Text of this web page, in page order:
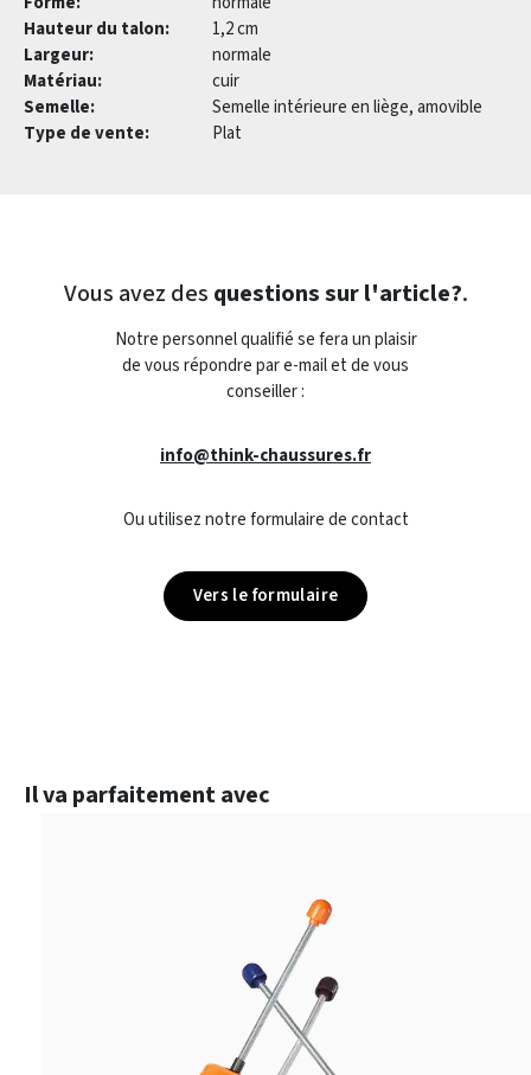
Hauteur du talon:
1,2 cm
Largeur:
normale
Matériau:
cuir
Semelle:
Semelle intérieure en liège, amovible
Type de vente:
Plat
Vous avez des questions sur l'article?.
Notre personnel qualifié se fera un plaisir
de vous répondre par e-mail et de vous
conseiller :
info@think-chaussures.fr
Ou utilisez notre formulaire de contact
Vers le formulaire
Ignorer la galerie de produits
Il va parfaitement avec